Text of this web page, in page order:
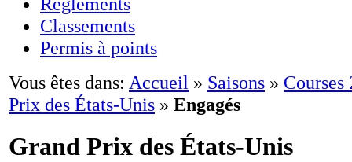
Classements
Permis à points
Vous êtes dans: Accueil » Saisons » Courses
Prix des États-Unis » Engagés
Grand Prix des États-Unis